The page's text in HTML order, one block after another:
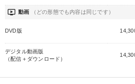
ondemand_video 動画 （どの形態でも内容は同じです）
DVD版
デジタル動画版
（配信＋ダウンロード）